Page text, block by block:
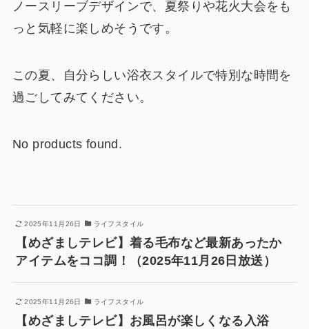
ノースリーブデザインで、夏祭りや花火大会をも
っと気軽に楽しめそうです。
この夏、自分らしい浴衣スタイルで特別な時間を
過ごしてみてください。
No products found.
2025年11月26日 ライフスタイル
【めざましテレビ】着る毛布など最新あったか
アイテムをココ調！（2025年11月26日放送）
2025年11月26日 ライフスタイル
【めざましテレビ】お風呂が楽しくなる入浴